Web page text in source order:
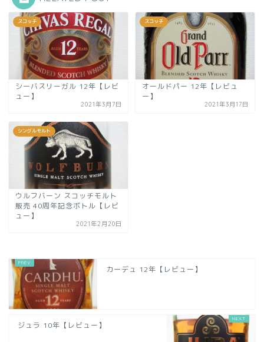
スコッチ
シーバスリーガル 12年【レビ
ュー】
2021年3月7日
スコッチ
オールドパー 12年【レビュ
ー】
2021年3月17日
シングルモルト
ウルフバーン スコッチモルト
販売 40周年記念ボトル【レビ
ュー】
2021年2月20日
カーデュ 12年【レビュー】
ジュラ 10年【レビュー】